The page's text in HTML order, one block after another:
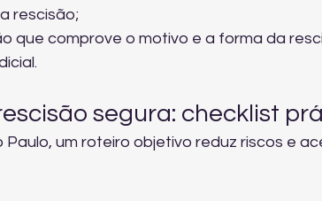
rescisão;
que comprove o motivo e a forma da
segura: checklist
Paulo, um roteiro objetivo reduz riscos e